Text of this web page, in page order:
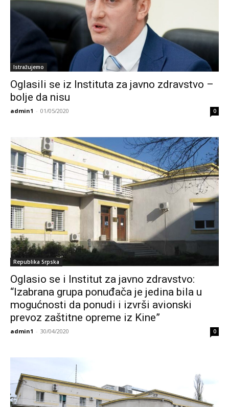
Istražujemo
Oglasili se iz Instituta za javno zdravstvo –
bolje da nisu
admin1 - 01/05/2020 0
Republika Srpska
Oglasio se i Institut za javno zdravstvo:
“Izabrana grupa ponuđača je jedina bila u
mogućnosti da ponudi i izvrši avionski
prevoz zaštitne opreme iz Kine”
admin1 - 30/04/2020 0